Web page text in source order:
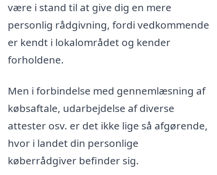
være i stand til at give dig en mere
personlig rådgivning, fordi vedkommende
er kendt i lokalområdet og kender
forholdene.
Men i forbindelse med gennemlæsning af
købsaftale, udarbejdelse af diverse
attester osv. er det ikke lige så afgørende,
hvor i landet din personlige
køberrådgiver befinder sig.